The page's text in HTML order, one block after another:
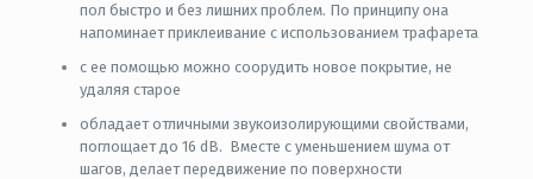
пол быстро и без лишних проблем. По принципу она
напоминает приклеивание с использованием трафарета
с ее помощью можно соорудить новое покрытие, не
удаляя старое
обладает отличными звукоизолирующими свойствами,
поглощает до 16 dB. Вместе с уменьшением шума от
шагов, делает передвижение по поверхности